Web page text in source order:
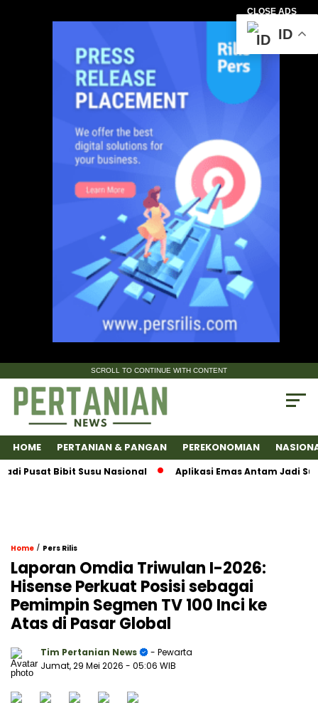
CLOSE ADS
SCROLL TO CONTINUE WITH CONTENT
HOME PERTANIAN & PANGAN PEREKONOMIAN
Bibit Susu Nasional Aplikasi Emas Antam Jadi
Home / Pers Rilis
Laporan Omdia Triwulan I-2026:
Hisense Perkuat Posisi sebagai
Pemimpin Segmen TV 100 Inci ke
Atas di Pasar Global
Tim Pertanian News
- Pewarta
Jumat, 29 Mei 2026 - 05:06 WIB
ID